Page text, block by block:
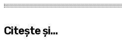
Citeşte şi...